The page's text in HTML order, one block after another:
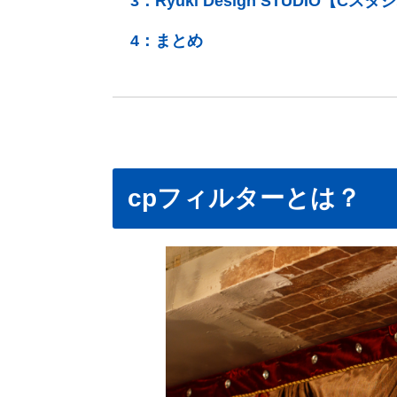
4： まとめ
cpフィルターとは？